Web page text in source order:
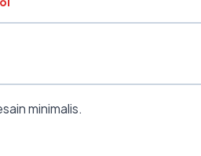
minimalis.